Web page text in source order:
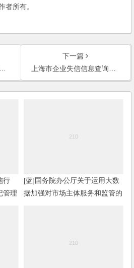
者所有。
下一篇
上海市企业失信信息查询与使用办法
行
管理
[蓝]国务院办公厅关于运用大数
据加强对市场主体服务和监管的